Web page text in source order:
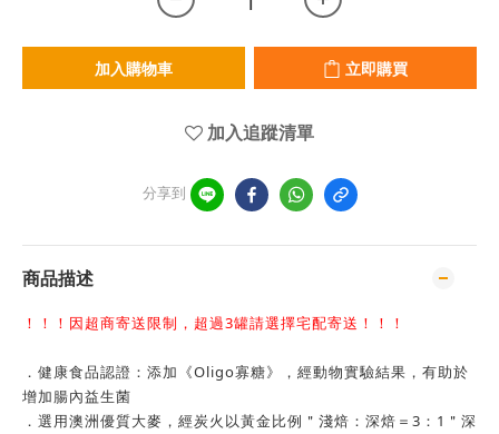
加入購物車 立即購買
加入追蹤清單
分享到
商品描述
！！！因超商寄送限制，超過3罐請選擇宅配寄送！！！
．健康食品認證：添加《Oligo寡糖》，經動物實驗結果，有助於
增加腸內益生菌
．選用澳洲優質大麥，經炭火以黃金比例＂淺焙：深焙＝3：1＂深